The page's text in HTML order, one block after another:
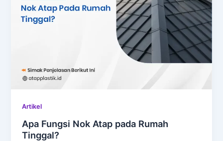
Artikel
Apa Fungsi Nok Atap pada Rumah
Tinggal?